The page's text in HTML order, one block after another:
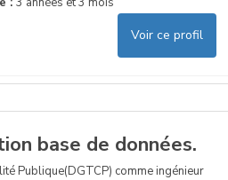
Voir ce profil
base de données.
Publique(DGTCP) comme ingénieur